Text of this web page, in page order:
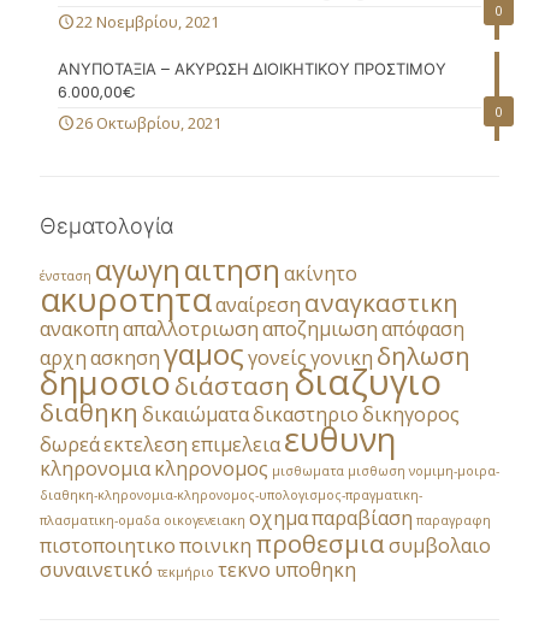
0
22 Νοεμβρίου, 2021
0
ΑΝΥΠΟΤΑΞΙΑ – ΑΚΥΡΩΣΗ ΔΙΟΙΚΗΤΙΚΟΥ ΠΡΟΣΤΙΜΟΥ
6.000,00€
26 Οκτωβρίου, 2021
Θεματολογία
ένσταση αγωγηαιτηση ακίνητο
ακυροτητααναίρεση αναγκαστικη
ανακοπηαπαλλοτριωσηαποζημιωσηαπόφαση
αρχηασκησηγαμοςγονείςγονικη δηλωση
δημοσιοδιάσταση διαζυγιο
διαθηκη δικαιώματαδικαστηριοδικηγορος
δωρεάεκτελεσηεπιμελειαευθυνη
κληρονομιακληρονομος μισθωματα μισθωση νομιμη-μοιρα-
διαθηκη-κληρονομια-κληρονομος-υπολογισμος-πραγματικη-
πλασματικη-ομαδα οικογενειακη οχημαπαραβίαση παραγραφη
πιστοποιητικοποινικη προθεσμιασυμβολαιο
συναινετικό τεκμήριο τεκνο υποθηκη